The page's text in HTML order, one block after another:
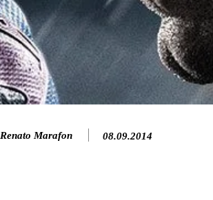
Renato Marafon 08.09.2014